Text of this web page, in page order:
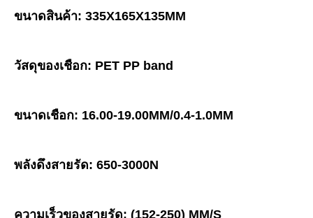
ขนาดสินค้า: 335X165X135MM
วัสดุของเชือก: PET PP band
ขนาดเชือก: 16.00-19.00MM/0.4-1.0MM
พลังดึงสายรัด: 650-3000N
ความเร็วของสายรัด: (152-250) MM/S